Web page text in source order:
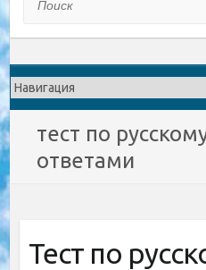
тест по
ответами
Тест по